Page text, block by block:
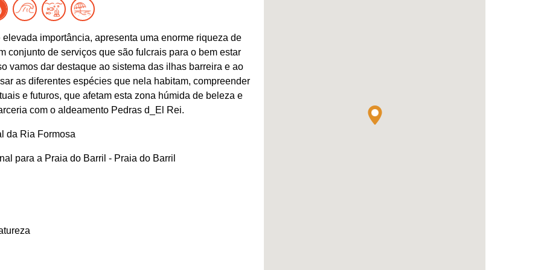
importância, apresenta uma enorme riqueza de
conjunto de serviços que são fulcrais para o bem estar
vamos dar destaque ao sistema das ilhas barreira e ao
as diferentes espécies que nela habitam, compreender
e futuros, que afetam esta zona húmida de beleza e
com o aldeamento Pedras d_El Rei.
da Ria Formosa
para a Praia do Barril - Praia do Barril